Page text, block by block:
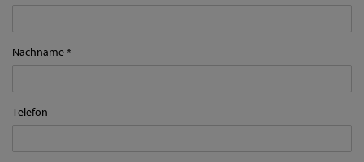
Nachname
Telefon